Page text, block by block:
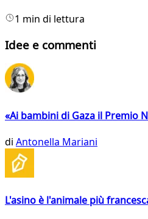
1 min di lettura
Idee e commenti
«Ai bambini di Gaza il Premio
di Antonella Mariani
L'asino è l'animale più